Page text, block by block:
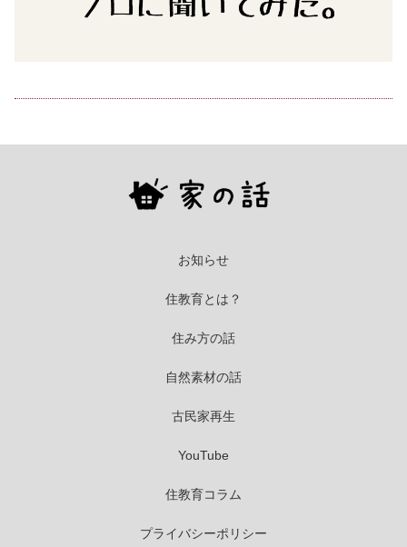
お知らせ
住教育とは？
住み方の話
自然素材の話
古民家再生
YouTube
住教育コラム
プライバシーポリシー